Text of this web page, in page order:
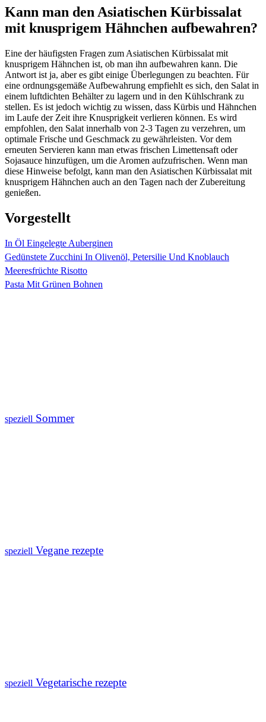
Kann man den Asiatischen Kürbissalat
mit knusprigem Hähnchen aufbewahren?
Eine der häufigsten Fragen zum Asiatischen Kürbissalat mit
knusprigem Hähnchen ist, ob man ihn aufbewahren kann. Die
Antwort ist ja, aber es gibt einige Überlegungen zu beachten. Für
eine ordnungsgemäße Aufbewahrung empfiehlt es sich, den Salat in
einem luftdichten Behälter zu lagern und in den Kühlschrank zu
stellen. Es ist jedoch wichtig zu wissen, dass Kürbis und Hähnchen
im Laufe der Zeit ihre Knusprigkeit verlieren können. Es wird
empfohlen, den Salat innerhalb von 2-3 Tagen zu verzehren, um
optimale Frische und Geschmack zu gewährleisten. Vor dem
erneuten Servieren kann man etwas frischen Limettensaft oder
Sojasauce hinzufügen, um die Aromen aufzufrischen. Wenn man
diese Hinweise befolgt, kann man den Asiatischen Kürbissalat mit
knusprigem Hähnchen auch an den Tagen nach der Zubereitung
genießen.
Vorgestellt
In Öl Eingelegte Auberginen
Gedünstete Zucchini In Olivenöl, Petersilie Und Knoblauch
Meeresfrüchte Risotto
Pasta Mit Grünen Bohnen
speziell Sommer
speziell Vegane rezepte
speziell Vegetarische rezepte